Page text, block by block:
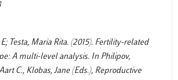
Testa, Maria Rita. (2015). Fertility-related
A multi-level analysis. In Philipov,
C., Klobas, Jane (Eds.), Reproductive